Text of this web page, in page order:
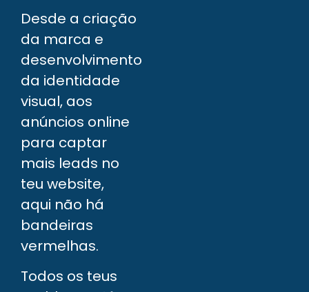
Desde a criação
da marca e
desenvolvimento
da identidade
visual, aos
anúncios online
para captar
mais leads no
teu website,
aqui não há
bandeiras
vermelhas.
Todos os teus